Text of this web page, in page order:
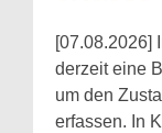
[07.08.2026]
derzeit eine
um den
erfassen. In